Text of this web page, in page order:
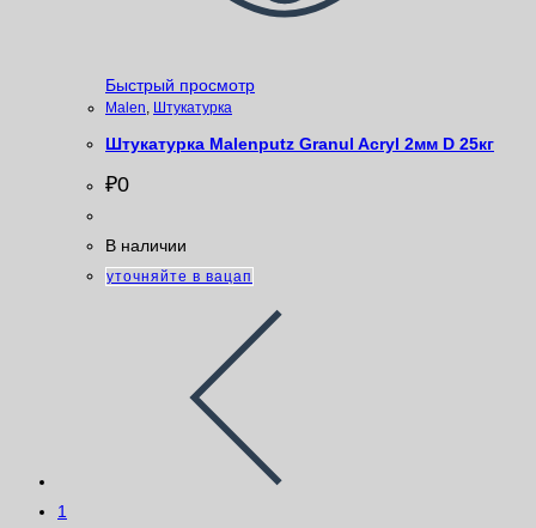
Быстрый просмотр
Malen, Штукатурка
Штукатурка Malenputz Granul Acryl 2мм D 25кг
₽0
В наличии
уточняйте в вацап
1